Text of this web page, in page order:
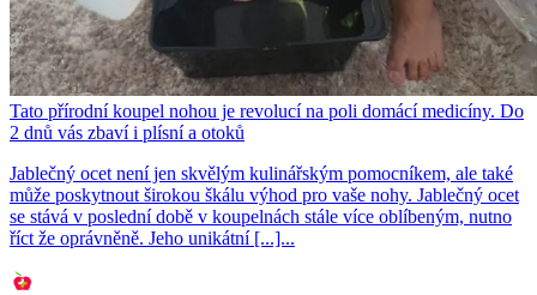
Tato přírodní koupel nohou je revolucí na poli domácí medicíny. Do
2 dnů vás zbaví i plísní a otoků
Jablečný ocet není jen skvělým kulinářským pomocníkem, ale také
může poskytnout širokou škálu výhod pro vaše nohy. Jablečný ocet
se stává v poslední době v koupelnách stále více oblíbeným, nutno
říct že oprávněně. Jeho unikátní [...]...